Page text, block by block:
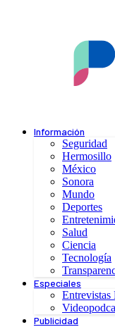
Información
Seguridad
Hermosillo
México
Sonora
Mundo
Deportes
Salud
Ciencia
Tecnología
Especiales
Entrevistas
Publicidad